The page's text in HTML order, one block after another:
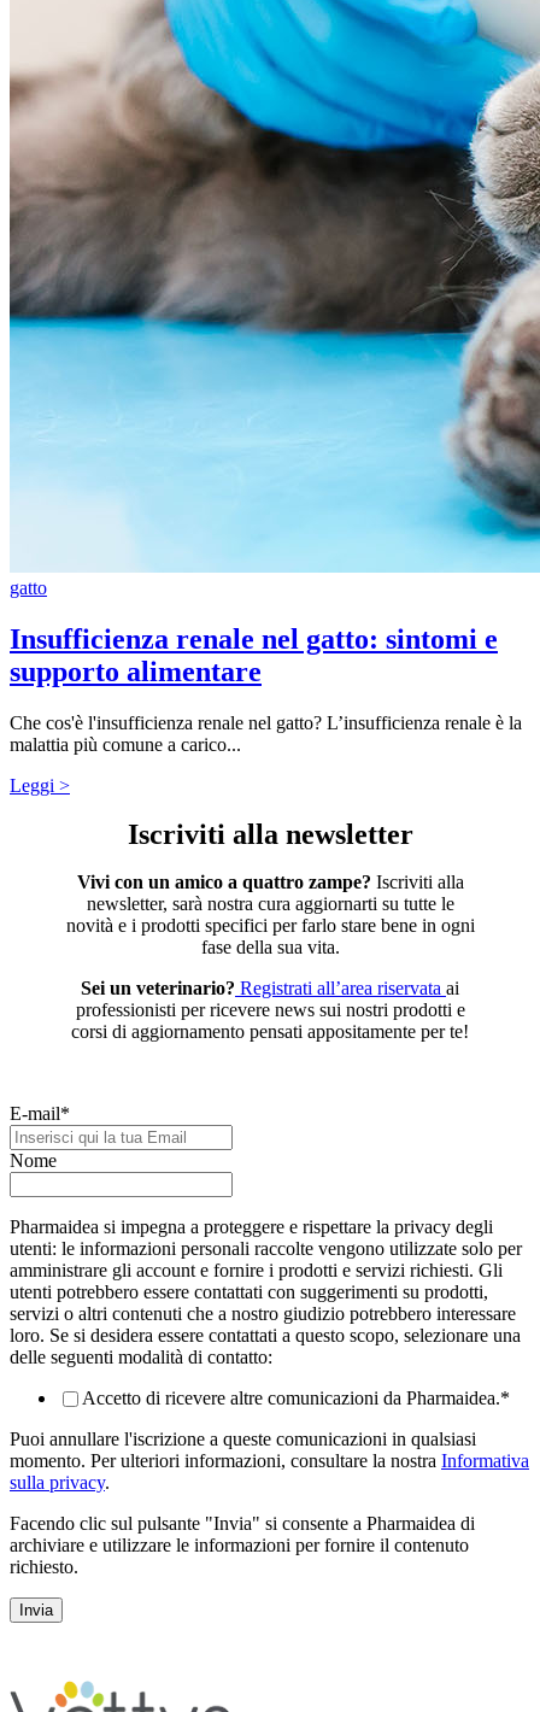
gatto
Insufficienza renale nel gatto: sintomi e
supporto alimentare
Che cos'è l'insufficienza renale nel gatto? L’insufficienza renale è la
malattia più comune a carico...
Leggi >
Iscriviti alla newsletter
Vivi con un amico a quattro zampe? Iscriviti alla
newsletter, sarà nostra cura aggiornarti su tutte le
novità e i prodotti specifici per farlo stare bene in ogni
fase della sua vita.
Sei un veterinario? Registrati all’area riservata ai
professionisti per ricevere news sui nostri prodotti e
corsi di aggiornamento pensati appositamente per te!
E-mail*
Nome
Pharmaidea si impegna a proteggere e rispettare la privacy degli
utenti: le informazioni personali raccolte vengono utilizzate solo per
amministrare gli account e fornire i prodotti e servizi richiesti. Gli
utenti potrebbero essere contattati con suggerimenti su prodotti,
servizi o altri contenuti che a nostro giudizio potrebbero interessare
loro. Se si desidera essere contattati a questo scopo, selezionare una
delle seguenti modalità di contatto:
Accetto di ricevere altre comunicazioni da Pharmaidea.*
Puoi annullare l'iscrizione a queste comunicazioni in qualsiasi
momento. Per ulteriori informazioni, consultare la nostra Informativa
sulla privacy.
Facendo clic sul pulsante "Invia" si consente a Pharmaidea di
archiviare e utilizzare le informazioni per fornire il contenuto
richiesto.